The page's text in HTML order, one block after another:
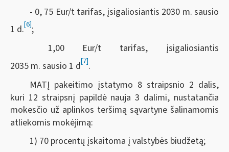
- 0, 75 Eur/t tarifas, įsigaliosiantis 2030 m. sausio
1 d.[6];
1,00 Eur/t tarifas, įsigaliosiantis
2035 m. sausio 1 d[7].
MATĮ pakeitimo įstatymo 8 straipsnio 2 dalis,
kuri 12 straipsnį papildė nauja 3 dalimi, nustatančia
mokesčio už aplinkos teršimą sąvartyne šalinamomis
atliekomis mokėjimą:
1) 70 procentų įskaitoma į valstybės biudžetą;